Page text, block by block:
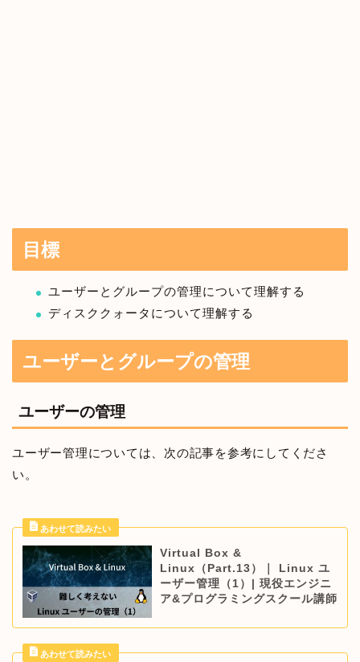
目標
ユーザーとグループの管理について理解する
ディスククォータについて理解する
ユーザーとグループの管理
ユーザーの管理
ユーザー管理については、次の記事を参考にしてくださ
い。
Virtual Box &
Linux（Part.13）｜ Linux ユ
ーザー管理（1）| 現役エンジニ
ア&プログラミングスクール講師